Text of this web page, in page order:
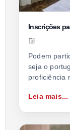
Inscrições
Podem
seja o
proficiência
Leia mais...